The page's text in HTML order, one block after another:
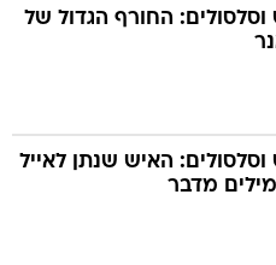
החורף הגדול של
האיש שנתן לאייל
מילים מדבר